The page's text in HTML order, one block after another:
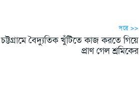
পরে >>
চট্টগ্রামে বৈদ্যুতিক খুঁটিতে কাজ করতে গিয়ে
প্রাণ গেল শ্রমিকের